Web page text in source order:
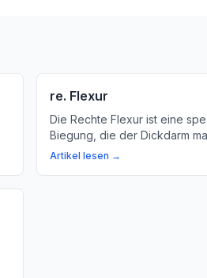
re. Flexur
Die Rechte Flexur ist eine
Biegung, die der Dickdarm
Sie sich mit uns und erfahren
Artikel lesen →